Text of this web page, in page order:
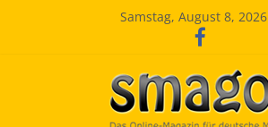
Samstag, August 8, 2026